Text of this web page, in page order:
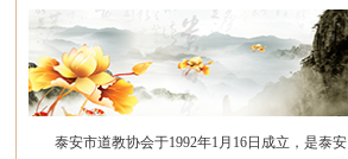
泰安市道教协会于1992年1月16日成立，是泰安